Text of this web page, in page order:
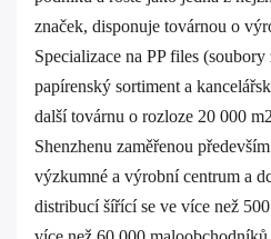
značek, disponuje továrnou o
Specializace na PP files
papírenský sortiment a
další továrnu o rozloze 20 000
Shenzhenu zaměřenou
výzkumné a výrobní centrum a
distribucí šířící se ve více než